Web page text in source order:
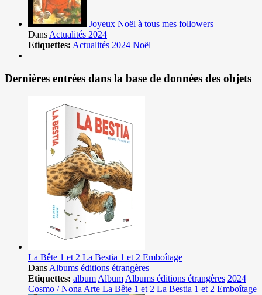
Joyeux Noël à tous mes followers
Dans Actualités 2024
Etiquettes: Actualités 2024 Noël
Dernières entrées dans la base de données des objets
La Bête 1 et 2 La Bestia 1 et 2 Emboîtage
Dans Albums éditions étrangères
Etiquettes: album Album Albums éditions étrangères 2024
Cosmo / Nona Arte La Bête 1 et 2 La Bestia 1 et 2 Emboîtage